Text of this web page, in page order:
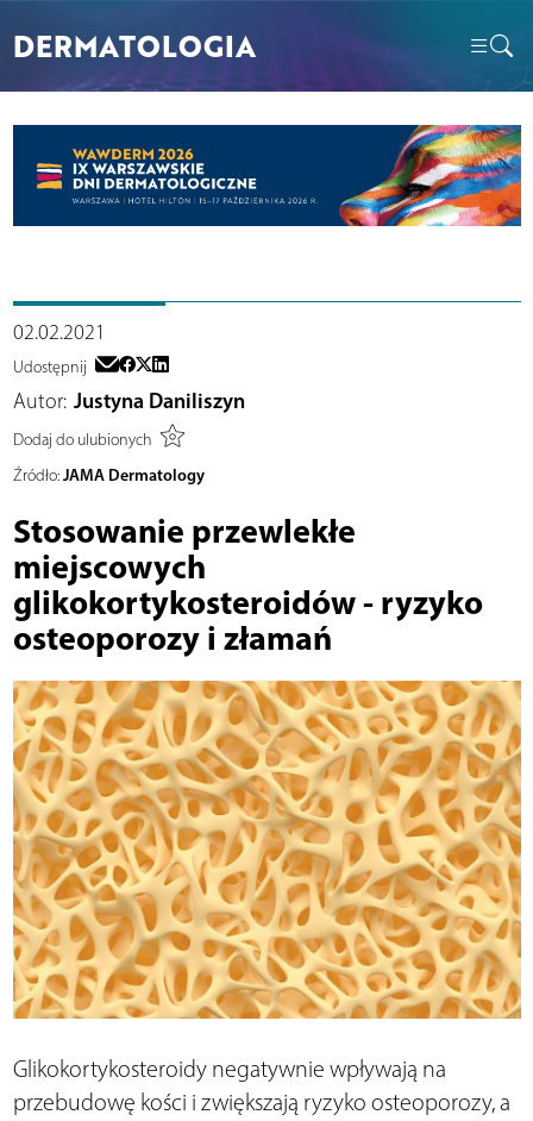
DERMATOLOGIA
02.02.2021
Udostępnij
Autor: Justyna Daniliszyn
Dodaj do ulubionych
Źródło: JAMA Dermatology
Stosowanie przewlekłe
miejscowych
glikokortykosteroidów - ryzyko
osteoporozy i złamań
Glikokortykosteroidy negatywnie wpływają na
przebudowę kości i zwiększają ryzyko osteoporozy, a